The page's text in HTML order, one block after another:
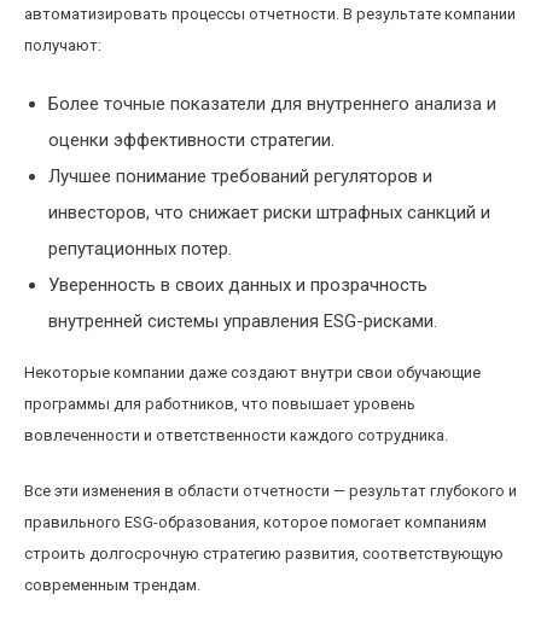
автоматизировать процессы отчетности. В результате компании
получают:
Более точные показатели для внутреннего анализа и
оценки эффективности стратегии.
Лучшее понимание требований регуляторов и
инвесторов, что снижает риски штрафных санкций и
репутационных потер.
Уверенность в своих данных и прозрачность
внутренней системы управления ESG-рисками.
Некоторые компании даже создают внутри свои обучающие
программы для работников, что повышает уровень
вовлеченности и ответственности каждого сотрудника.
Все эти изменения в области отчетности — результат глубокого и
правильного ESG-образования, которое помогает компаниям
строить долгосрочную стратегию развития, соответствующую
современным трендам.